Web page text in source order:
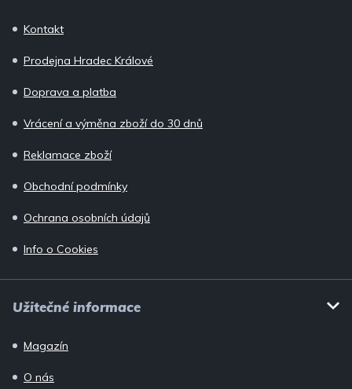
Kontakt
Prodejna Hradec Králové
Doprava a platba
Vrácení a výměna zboží do 30 dnů
Reklamace zboží
Obchodní podmínky
Ochrana osobních údajů
Info o Cookies
Užitečné informace
Magazín
O nás